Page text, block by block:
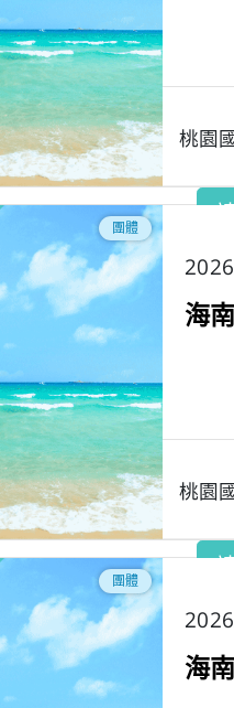
桃園
團體
海
桃園
團體
海